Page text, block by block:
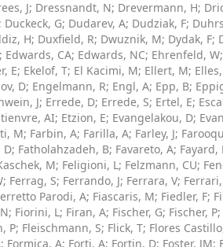
J; Dressnandt, N; Drevermann, H;
; Duckeck, G; Dudarev, A; Dudziak, F;
H; Duxfield, R; Dwuznik, M; Dydak, F;
; Edwards, CA; Edwards, NC; Ehrenfeld, W;
E; Ekelof, T; El Kacimi, M; Ellert, M;
D; Engelmann, R; Engl, A; Epp, B;
J; Errede, D; Errede, S; Ertel, E;
AI; Etzion, E; Evangelakou, D;
M; Farbin, A; Farilla, A; Farley, J;
D; Fatholahzadeh, B; Favareto, A; Fayard,
M; Feligioni, L; Felzmann, CU;
; Ferrag, S; Ferrando, J; Ferrara, V;
Parodi, A; Fiascaris, M; Fiedler, F;
; Fiorini, L; Firan, A; Fischer, G; Fischer, P;
P; Fleischmann, S; Flick, T; Flores
; Formica, A; Forti, A; Fortin, D; Foster, JM;